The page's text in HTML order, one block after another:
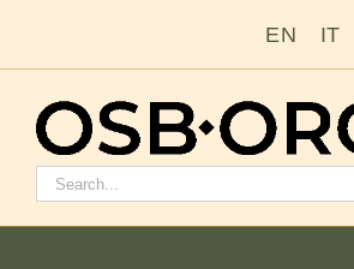
EN IT
Rechercher